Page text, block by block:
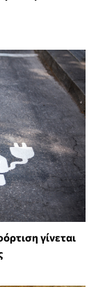
γίνεται